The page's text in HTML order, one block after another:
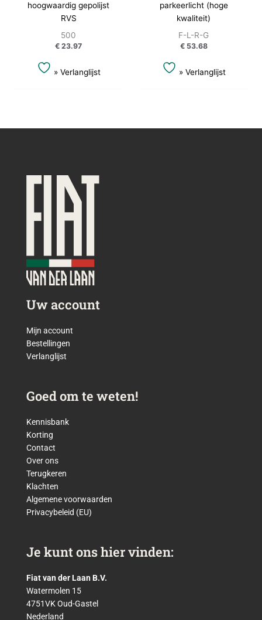
hoogwaardig gepolijst
RVS
500
€ 23.97
» Verlanglijst
parkeerlicht (hoge
kwaliteit)
F-L-R-G
€53.68
» Verlanglijst
Uw account
Mijn account
Bestellingen
Verlanglijst
Goed om te weten!
Kennisbank
Korting
Contact
Over ons
Terugkeren
Klachten
Algemene voorwaarden
Privacybeleid (EU)
Je kunt ons hier vinden:
Fiat van der Laan B.V.
Watermolen 15
4751VK Oud-Gastel
Nederland